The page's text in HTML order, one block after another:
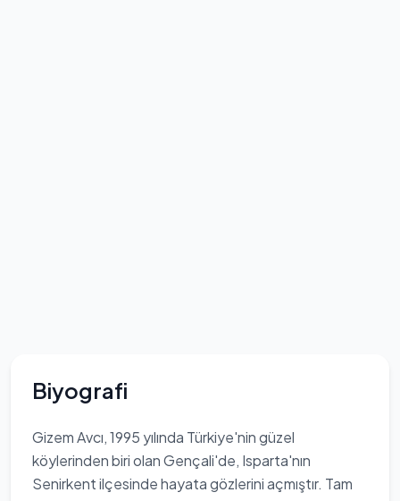
Biyografi
Gizem Avcı, 1995 yılında Türkiye'nin güzel
köylerinden biri olan Gençali'de, Isparta'nın
Senirkent ilçesinde hayata gözlerini açmıştır. Tam